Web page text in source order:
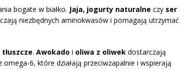
bogate w białko. Jaja, jogurty naturalne czy ser
niezbędnych aminokwasów i pomagają utrzymać
. Awokado i oliwa z oliwek dostarczają
6, które działają przeciwzapalnie i wspierają